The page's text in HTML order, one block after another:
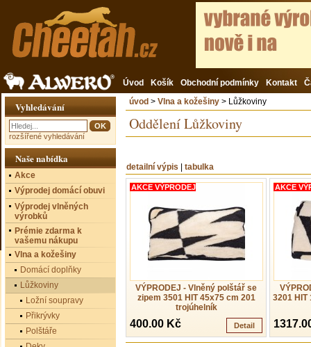
Úvod Košík Obchodní podmínky Kontakt
úvod > Vlna a kožešiny > Lůžkoviny
Oddělení Lůžkoviny
detailní výpis tabulka
VÝPRODEJ - Vlněný polštář se
zipem 3501 HIT 45x75 cm 201
trojúhelník
AKCE VÝPRODEJ
400.00 Kč Detail
3201 HIT
AKCE
Vyhledávání
rozšířené vyhledávání
Naše nabídka
Akce
Výprodej domácí obuvi
Výprodej vlněných
výrobků
Prémie zdarma k
vašemu nákupu
Vlna a kožešiny
Domácí doplňky
Lůžkoviny
Ložní soupravy
Přikrývky
Polštáře